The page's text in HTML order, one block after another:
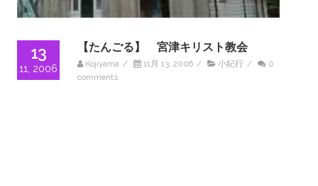
13
11, 2006
【たんごる】 宮津キリスト教会
Kojiyama / 11月 13, 2006 / 小紀行 /
0
comments